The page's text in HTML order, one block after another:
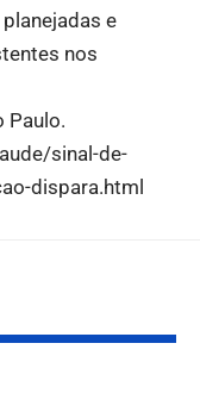
e
nos
Paulo.
sinal-de-
dispara.html